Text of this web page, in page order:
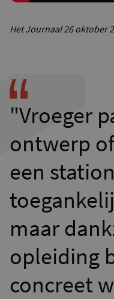
Het Journaal 26 oktober
"Vroeger
ontwerp
een
maar
opleiding
concreet